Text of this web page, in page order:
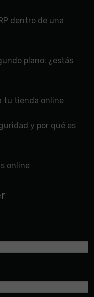
dentro de una
plano: ¿estás
tu tienda online
y por qué es
online